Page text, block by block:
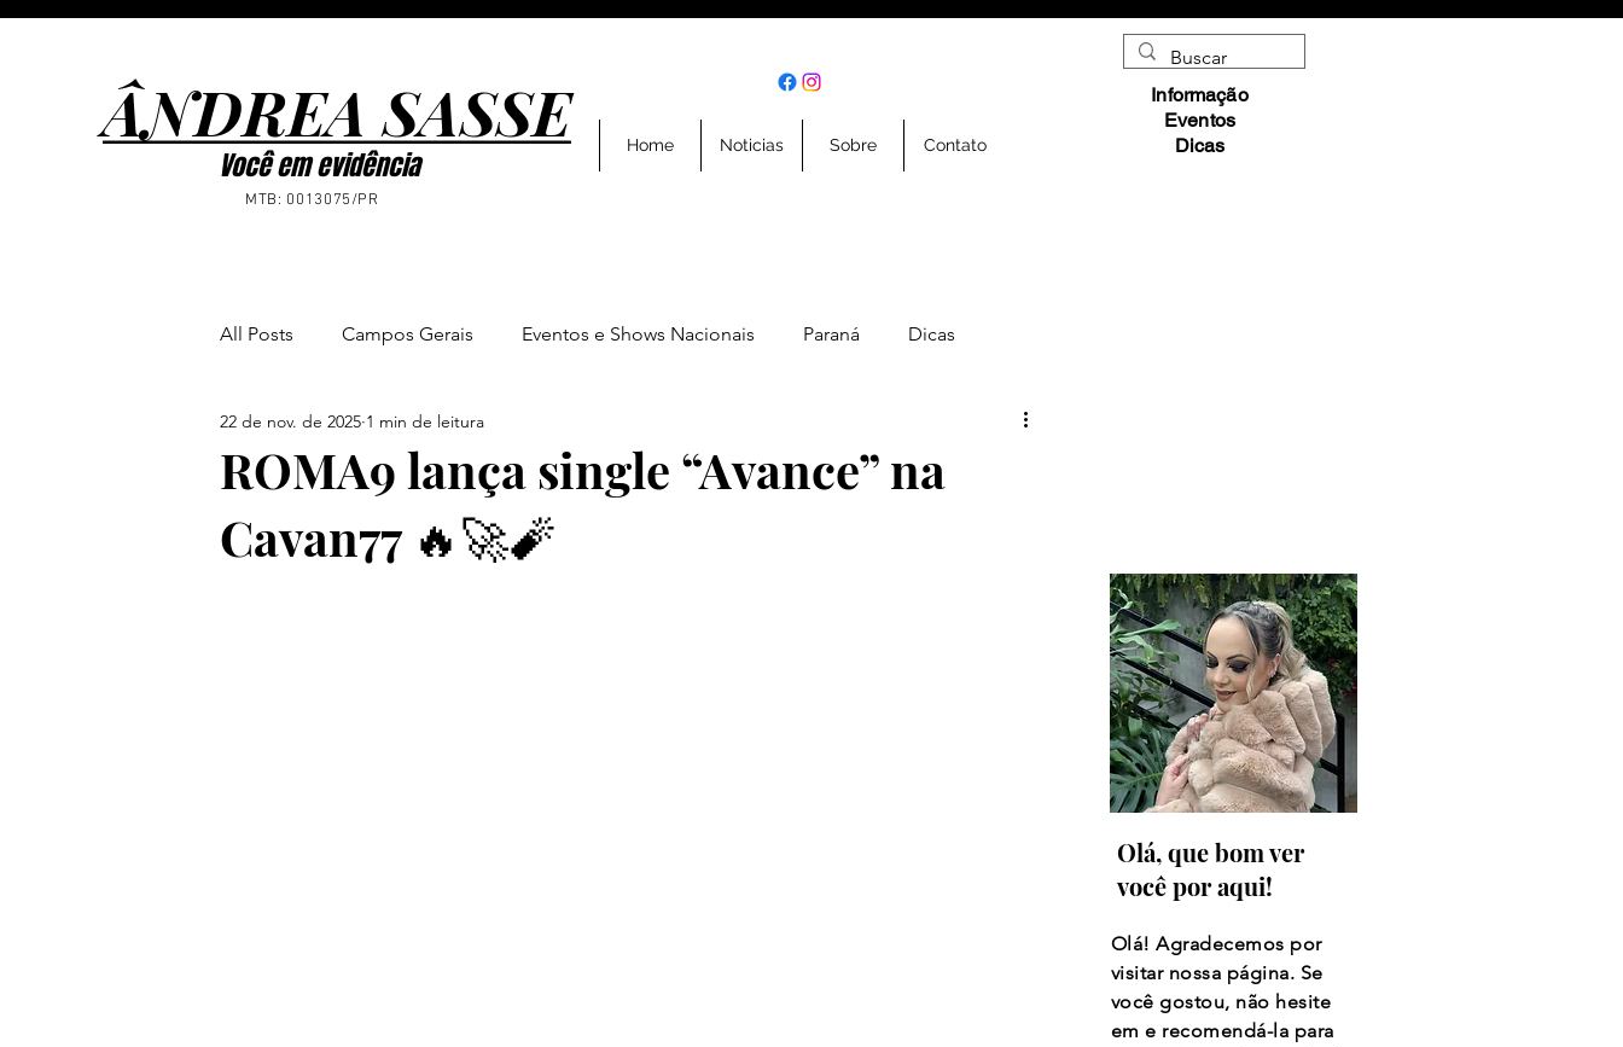
ÂNDREA SASSE
ÂNDREA SASSE
Você em evidência
MTB: 0013075/PR
Home Noticias Sobre Contato
Informação
Eventos
Dicas
All Posts Campos Gerais Eventos e Shows Nacionais Paraná Dicas
Ponta Grossa Notícias
ROMA9 lança single “Avance” na
Cavan77 🔥🚀🧨
22 de nov. de 2025 1 min de leitura
Olá, que bom ver
você por aqui!
Olá! Agradecemos por
visitar nossa página. Se
você gostou, não hesite
em e recomendá-la para